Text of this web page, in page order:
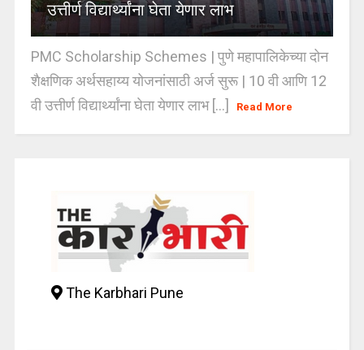
उत्तीर्ण विद्यार्थ्यांना घेता येणार लाभ
PMC Scholarship Schemes | पुणे महापालिकेच्या दोन
शैक्षणिक अर्थसहाय्य योजनांसाठी अर्ज सुरू | 10 वी आणि 12
वी उत्तीर्ण विद्यार्थ्यांना घेता येणार लाभ [...]
Read More
The Karbhari Pune